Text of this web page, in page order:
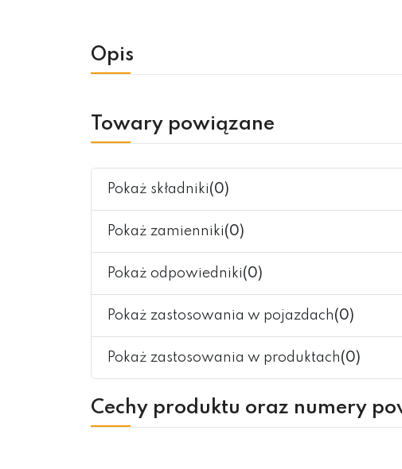
Opis
Towary powiązane
Pokaż składniki(0)
Pokaż zamienniki(0)
Pokaż odpowiedniki(0)
Pokaż zastosowania w pojazdach(0)
Pokaż zastosowania w produktach(0)
Cechy produktu oraz numery